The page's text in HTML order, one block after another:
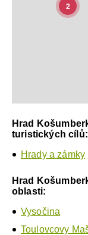
2
Hrad
turistických cílů:
Hrady a zámky
Hrad
oblasti:
Vysočina
Toulovcovy